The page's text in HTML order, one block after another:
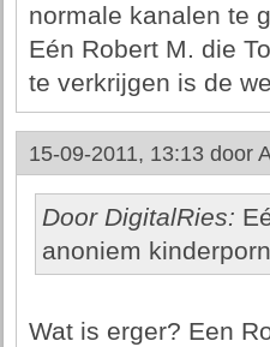
normale kanalen te
Eén Robert M. die
te verkrijgen is de
15-09-2011, 13:13 door
Door DigitalRies:
anoniem
Wat is erger? Een